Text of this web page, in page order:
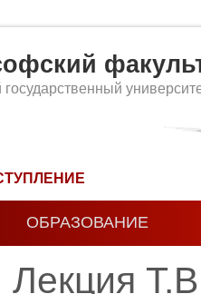
государственный
ОБРАЗОВАНИЕ
Лекция